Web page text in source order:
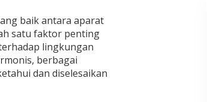
baik antara aparat
satu faktor penting
lingkungan
berbagai
dan diselesaikan